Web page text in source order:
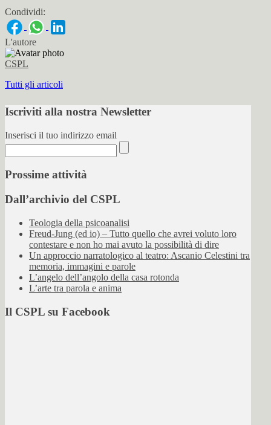
Condividi:
L'autore
CSPL
Tutti gli articoli
Iscriviti alla nostra Newsletter
Inserisci il tuo indirizzo email
Prossime attività
Dall’archivio del CSPL
Teologia della psicoanalisi
Freud-Jung (ed io) – Tutto quello che avrei voluto loro
contestare e non ho mai avuto la possibilità di dire
Un approccio narratologico al teatro: Ascanio Celestini tra
memoria, immagini e parole
L’angelo dell’angolo della casa rotonda
L’arte tra parola e anima
Il CSPL su Facebook